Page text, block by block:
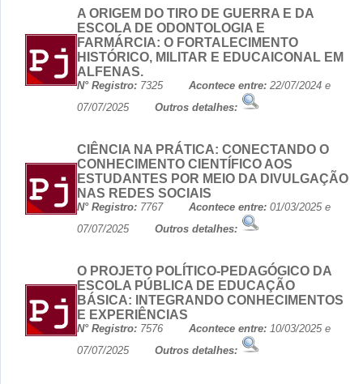
A ORIGEM DO TIRO DE GUERRA E DA
ESCOLA DE ODONTOLOGIA E
FARMÁRCIA: O FORTALECIMENTO
HISTÓRICO, MILITAR E EDUCAICONAL EM
ALFENAS.
N° Registro: 7325 Acontece entre: 22/07/2024 e
07/07/2025 Outros detalhes:
CIÊNCIA NA PRÁTICA: CONECTANDO O
CONHECIMENTO CIENTÍFICO AOS
ESTUDANTES POR MEIO DA DIVULGAÇÃO
NAS REDES SOCIAIS
N° Registro: 7767 Acontece entre: 01/03/2025 e
07/07/2025 Outros detalhes:
O PROJETO POLÍTICO-PEDAGÓGICO DA
ESCOLA PÚBLICA DE EDUCAÇÃO
BÁSICA: INTEGRANDO CONHECIMENTOS
E EXPERIÊNCIAS
N° Registro: 7576 Acontece entre: 10/03/2025 e
07/07/2025 Outros detalhes: